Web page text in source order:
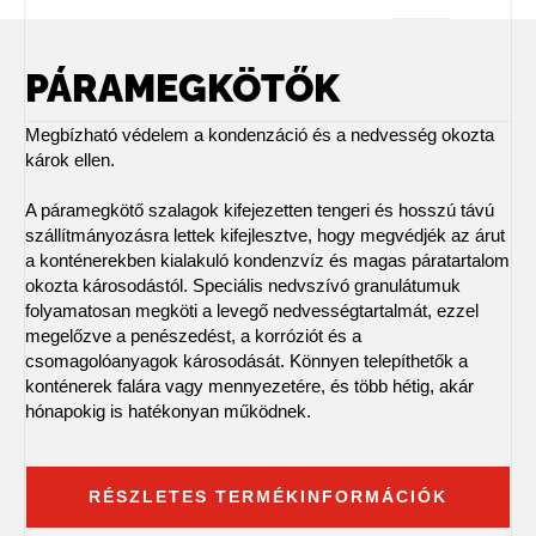
PÁRAMEGKÖTŐK
Megbízható védelem a kondenzáció és a nedvesség okozta
károk ellen.
A páramegkötő szalagok kifejezetten tengeri és hosszú távú
szállítmányozásra lettek kifejlesztve, hogy megvédjék az árut
a konténerekben kialakuló kondenzvíz és magas páratartalom
okozta károsodástól. Speciális nedvszívó granulátumuk
folyamatosan megköti a levegő nedvességtartalmát, ezzel
megelőzve a penészedést, a korróziót és a
csomagolóanyagok károsodását. Könnyen telepíthetők a
konténerek falára vagy mennyezetére, és több hétig, akár
hónapokig is hatékonyan működnek.
RÉSZLETES TERMÉKINFORMÁCIÓK